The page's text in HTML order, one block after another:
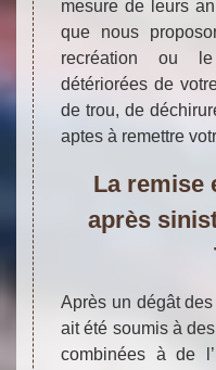
mesure de leurs
que nous
recréation ou
détériorées de
de trou, de
aptes à remettre
La remise
après
Après un dégât
ait été soumis à
combinées à de